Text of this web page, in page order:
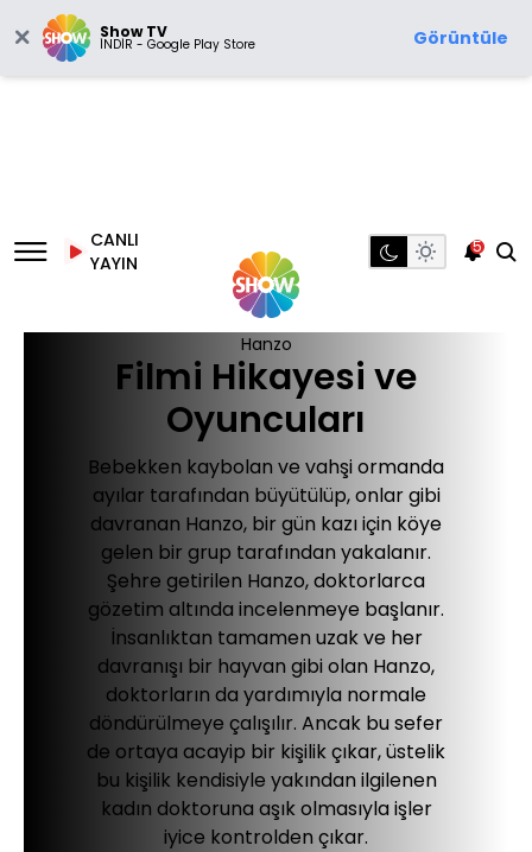
Show TV
İNDİR - Google Play Store Görüntüle
CANLI
YAYIN
5
Hanzo
Filmi Hikayesi ve
Oyuncuları
Bebekken kaybolan ve vahşi ormanda
ayılar tarafından büyütülüp, onlar gibi
davranan Hanzo, bir gün kazı için köye
gelen bir grup tarafından yakalanır.
Şehre getirilen Hanzo, doktorlarca
gözetim altında incelenmeye başlanır.
İnsanlıktan tamamen uzak ve her
davranışı bir hayvan gibi olan Hanzo,
doktorların da yardımıyla normale
döndürülmeye çalışılır. Ancak bu sefer
de ortaya acayip bir kişilik çıkar, üstelik
bu kişilik kendisiyle yakından ilgilenen
kadın doktoruna aşık olmasıyla işler
iyice kontrolden çıkar.